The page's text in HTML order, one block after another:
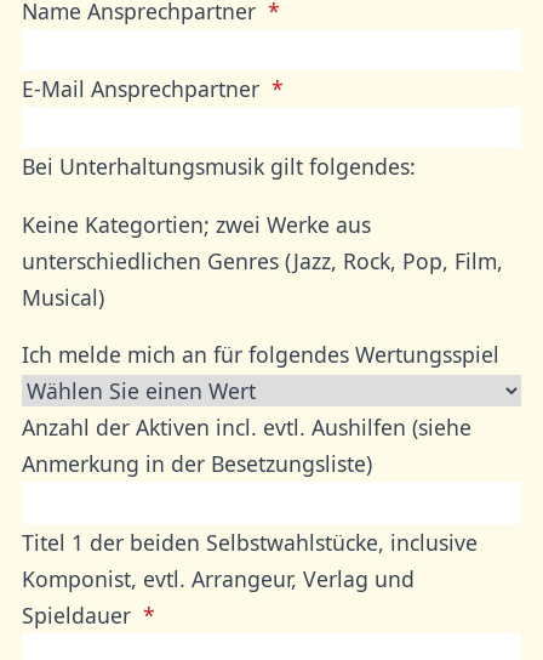
Name Ansprechpartner
E-Mail Ansprechpartner
Bei Unterhaltungsmusik gilt folgendes:
Keine Kategortien; zwei Werke aus
unterschiedlichen Genres (Jazz, Rock, Pop, Film,
Musical)
Ich melde mich an für folgendes Wertungsspiel
Anzahl der Aktiven incl. evtl. Aushilfen (siehe
Anmerkung in der Besetzungsliste)
Titel 1 der beiden Selbstwahlstücke, inclusive
Komponist, evtl. Arrangeur, Verlag und
Spieldauer